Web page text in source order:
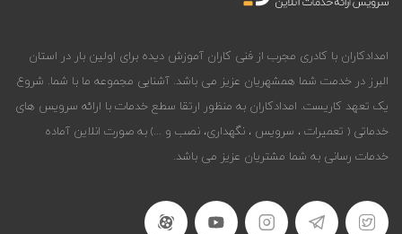
امدادکاران با کادری مجرب از فنی کاران آموزش دیده برای اولین بار در استان
البرز در خدمت شما همشهریان عزیز می باشد. آشنایی مجموعه ما با شما. شروع
یک تعهد کاریست. امدادکاران به منظور ارتقا سطع خدمات با ارائه سرویس های
خدماتی ( تعمیرات ، سرویس ، نگهداری، نصب و ...) به صورت انلاین آماده
خدمات رسانی به شما مشتریان عزیز می باشد.